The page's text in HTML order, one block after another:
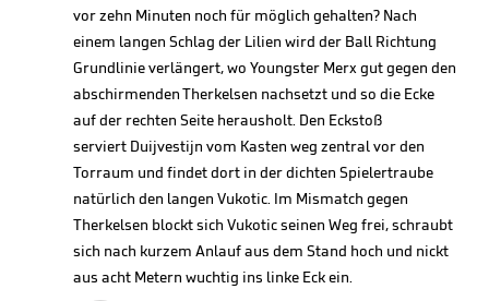
vor zehn Minuten noch für möglich gehalten? Nach
einem langen Schlag der Lilien wird der Ball Richtung
Grundlinie verlängert, wo Youngster Merx gut gegen den
abschirmenden Therkelsen nachsetzt und so die Ecke
auf der rechten Seite herausholt. Den Eckstoß
serviert Duijvestijn vom Kasten weg zentral vor den
Torraum und findet dort in der dichten Spielertraube
natürlich den langen Vukotic. Im Mismatch gegen
Therkelsen blockt sich Vukotic seinen Weg frei, schraubt
sich nach kurzem Anlauf aus dem Stand hoch und nickt
aus acht Metern wuchtig ins linke Eck ein.